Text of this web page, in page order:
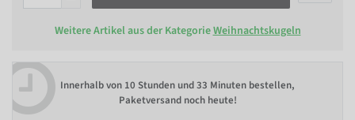
Weitere Artikel aus der KategorieWeihnachtskugeln
Innerhalb von 10 Stunden und 33 Minuten bestellen,
Paketversand noch heute!